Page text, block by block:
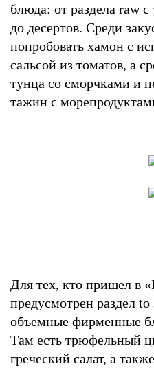
блюда: от раздела raw
до десертов. Среди
попробовать хамон с
сальсой из томатов, а
тунца со сморчками и
тажин с
Для тех, кто пришел в
предусмотрен раздел
объемные фирменные
Там есть трюфельный
греческий салат, а